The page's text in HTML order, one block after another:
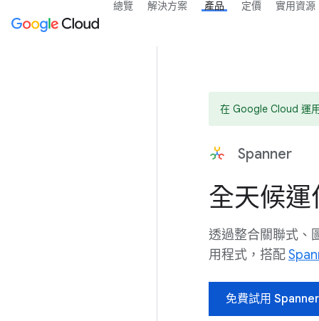
在 Google Cloud 運
Spanner
全天候
透過整合關聯式、
用程式，搭配
免費試用 Spanner
總覽 解決方案 產品 定價 實用資源